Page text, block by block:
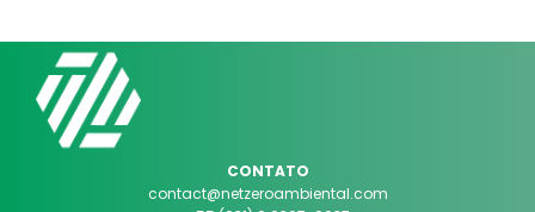
CONTATO
contact@netzeroambiental.com